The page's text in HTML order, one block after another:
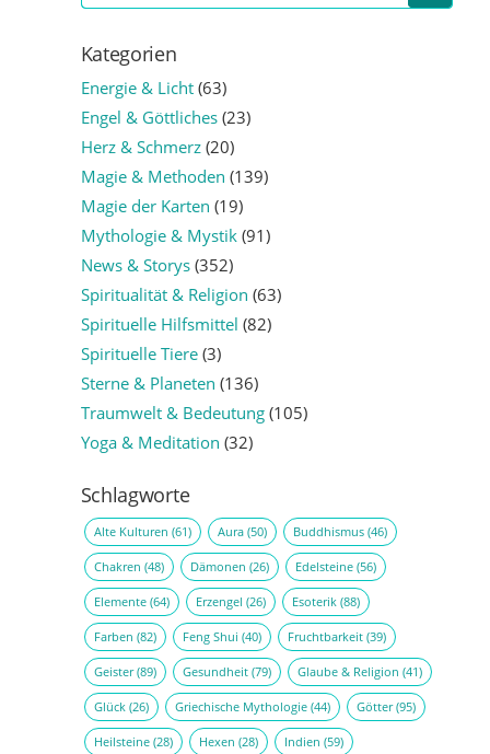
Kategorien
Energie & Licht(63)
Engel & Göttliches(23)
Herz & Schmerz(20)
Magie & Methoden (139)
Magie der Karten (19)
Mythologie & Mystik(91)
News & Storys(352)
Spiritualität & Religion (63)
Spirituelle Hilfsmittel (82)
Spirituelle Tiere(3)
Sterne & Planeten (136)
Traumwelt & Bedeutung(105)
Yoga & Meditation (32)
Schlagworte
Alte Kulturen (61) Aura(50) Buddhismus(46)
Chakren (48) Dämonen (26) Edelsteine(56)
Elemente(64) Erzengel (26) Esoterik(88)
Farben (82) Feng Shui (40) Fruchtbarkeit(39)
Geister(89) Gesundheit(79) Glaube & Religion (41)
Glück(26) Griechische Mythologie(44) Götter(95)
Heilsteine(28) Hexen (28) Indien (59)